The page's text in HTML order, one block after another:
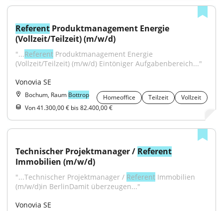
Referent Produktmanagement Energie
(Vollzeit/Teilzeit) (m/w/d)
"...Referent Produktmanagement Energie
(Vollzeit/Teilzeit) (m/w/d) Eintöniger Aufgabenbereich..."
Vonovia SE
Bochum, Raum Bottrop Homeoffice Teilzeit
Vollzeit
Von 41.300,00 € bis 82.400,00 €
Technischer Projektmanager / Referent
Immobilien (m/w/d)
"...Technischer Projektmanager / Referent Immobilien
(m/w/d)in BerlinDamit überzeugen..."
Vonovia SE